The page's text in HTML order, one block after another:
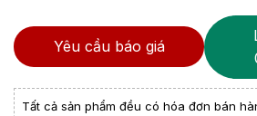
Yêu cầu báo giá
Tất cả sản phẩm đều có hóa đơn bán